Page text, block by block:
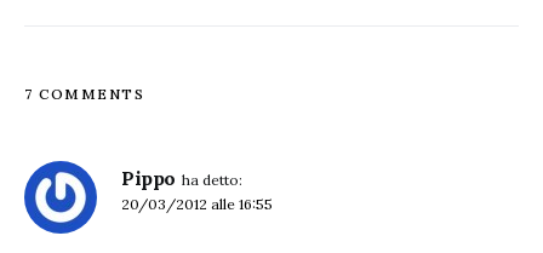
7 COMMENTS
Pippo ha detto:
20/03/2012 alle 16:55